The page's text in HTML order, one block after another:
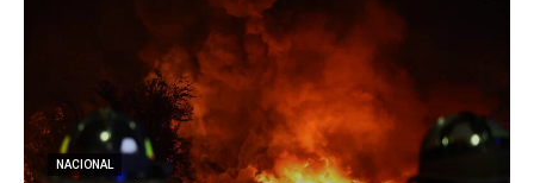
NACIONAL